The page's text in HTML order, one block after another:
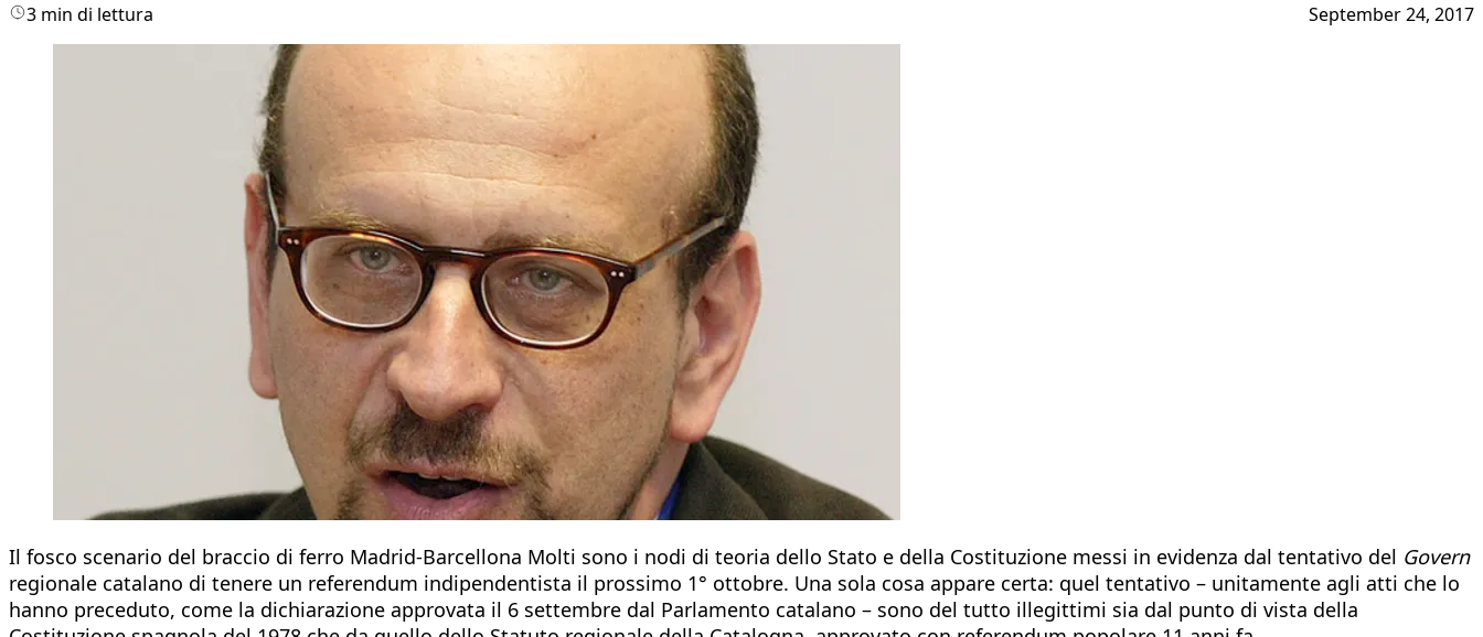
3 min di lettura September 24, 2017
Il fosco scenario del braccio di ferro Madrid-Barcellona Molti sono i nodi di teoria dello Stato e della Costituzione messi in evidenza dal tentativo del Govern
regionale catalano di tenere un referendum indipendentista il prossimo 1° ottobre. Una sola cosa appare certa: quel tentativo – unitamente agli atti che lo
hanno preceduto, come la dichiarazione approvata il 6 settembre dal Parlamento catalano – sono del tutto illegittimi sia dal punto di vista della